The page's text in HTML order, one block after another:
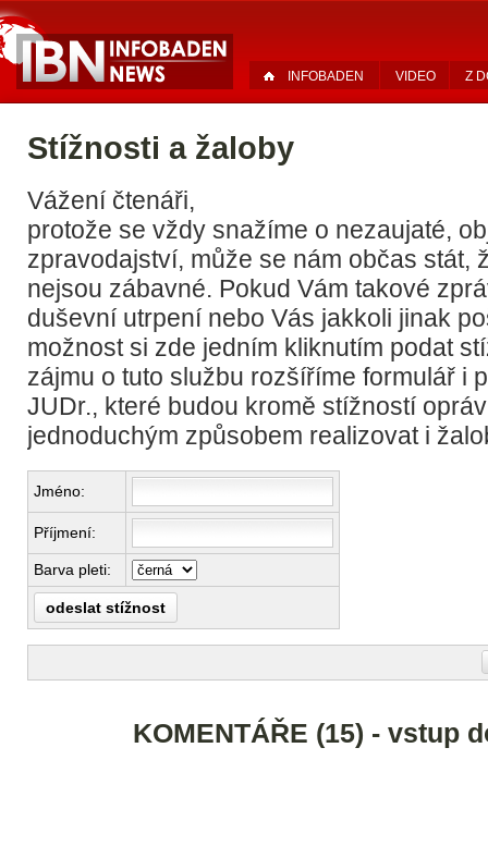
INFOBADEN VIDEO Z
Stížnosti a žaloby
Vážení čtenáři,
protože se vždy snažíme o nezaujaté,
zpravodajství, může se nám občas stát,
nejsou zábavné. Pokud Vám takové
duševní utrpení nebo Vás jakkoli jinak
možnost si zde jedním kliknutím podat
zájmu o tuto službu rozšíříme formulář i
JUDr., které budou kromě stížností
jednoduchým způsobem realizovat i
Jméno:
Příjmení:
Barva pleti:
KOMENTÁŘE (15) - vstup